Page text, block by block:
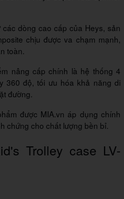
dòng cao cấp của Heys, sản
chịu được va chạm mạnh,
toàn.
nâng cấp chính là hệ thống 4
360 độ, tối ưu hóa khả năng di
đường.
được MIA.vn áp dụng chính
chứng cho chất lượng bền bỉ.
Trolley case LV-